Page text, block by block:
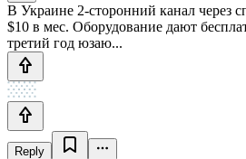
В Украине 2-сторонний канал через
$10 в мес. Оборудование дают
третий год юзаю...
Reply